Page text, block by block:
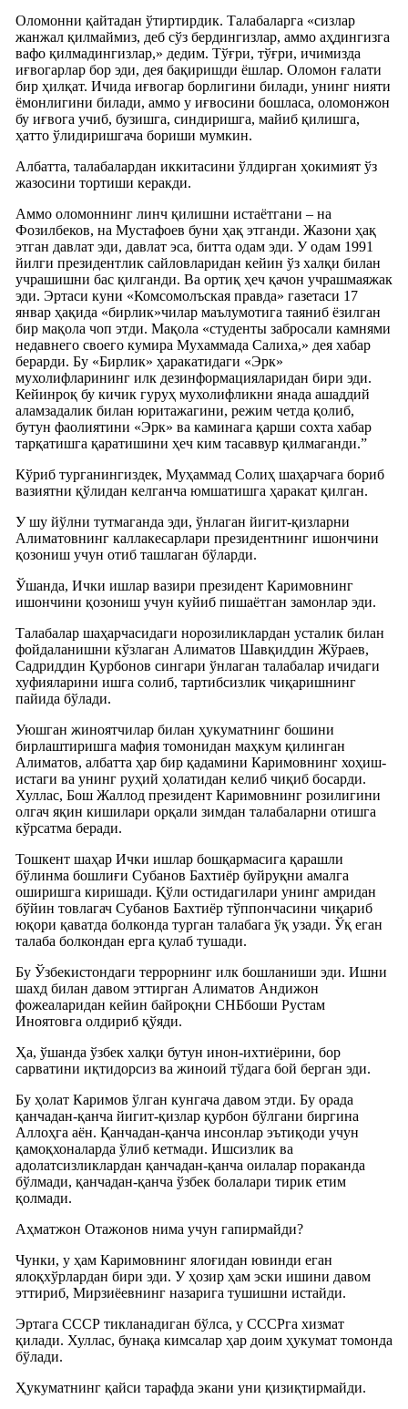
Оломонни қайтадан ўтиртирдик. Талабаларга «сизлар
жанжал қилмаймиз, деб сўз бердингизлар, аммо аҳдингизга
вафо қилмадингизлар,» дедим. Тўғри, тўғри, ичимизда
иғвогарлар бор эди, дея бақиришди ёшлар. Оломон ғалати
бир ҳилқат. Ичида иғвогар борлигини билади, унинг нияти
ёмонлигини билади, аммо у иғвосини бошласа, оломонжон
бу иғвога учиб, бузишга, синдиришга, майиб қилишга,
ҳатто ўлидиришгача бориши мумкин.
Албатта, талабалардан иккитасини ўлдирган ҳокимият ўз
жазосини тортиши керакди.
Аммо оломоннинг линч қилишни истаётгани – на
Фозилбеков, на Мустафоев буни ҳақ этганди. Жазони ҳақ
этган давлат эди, давлат эса, битта одам эди. У одам 1991
йилги президентлик сайловларидан кейин ўз халқи билан
учрашишни бас қилганди. Ва ортиқ ҳеч қачон учрашмаяжак
эди. Эртаси куни «Комсомолъская правда» газетаси 17
январ ҳақида «бирлик»чилар маълумотига таяниб ёзилган
бир мақола чоп этди. Мақола «студенты забросали камнями
недавнего своего кумира Мухаммада Салиха,» дея хабар
берарди. Бу «Бирлик» ҳаракатидаги «Эрк»
мухолифларининг илк дезинформацияларидан бири эди.
Кейинроқ бу кичик гуруҳ мухолифликни янада ашаддий
аламзадалик билан юритажагини, режим четда қолиб,
бутун фаолиятини «Эрк» ва каминага қарши сохта хабар
тарқатишга қаратишини ҳеч ким тасаввур қилмаганди.”
Кўриб турганингиздек, Муҳаммад Солиҳ шаҳарчага бориб
вазиятни қўлидан келганча юмшатишга ҳаракат қилган.
У шу йўлни тутмаганда эди, ўнлаган йигит-қизларни
Алиматовнинг каллакесарлари президентнинг ишончини
қозониш учун отиб ташлаган бўларди.
Ўшанда, Ички ишлар вазири президент Каримовнинг
ишончини қозониш учун куйиб пишаётган замонлар эди.
Талабалар шаҳарчасидаги норозиликлардан усталик билан
фойдаланишни кўзлаган Алиматов Шавқиддин Жўраев,
Садриддин Қурбонов сингари ўнлаган талабалар ичидаги
хуфияларини ишга солиб, тартибсизлик чиқаришнинг
пайида бўлади.
Уюшган жиноятчилар билан ҳукуматнинг бошини
бирлаштиришга мафия томонидан маҳкум қилинган
Алиматов, албатта ҳар бир қадамини Каримовнинг хоҳиш-
истаги ва унинг руҳий ҳолатидан келиб чиқиб босарди.
Хуллас, Бош Жаллод президент Каримовнинг розилигини
олгач яқин кишилари орқали зимдан талабаларни отишга
кўрсатма беради.
Тошкент шаҳар Ички ишлар бошқармасига қарашли
бўлинма бошлиғи Субанов Бахтиёр буйруқни амалга
оширишга киришади. Қўли остидагилари унинг амридан
бўйин товлагач Субанов Бахтиёр тўппончасини чиқариб
юқори қаватда болконда турган талабага ўқ узади. Ўқ еган
талаба болкондан ерга қулаб тушади.
Бу Ўзбекистондаги террорнинг илк бошланиши эди. Ишни
шахд билан давом эттирган Алиматов Андижон
фожеаларидан кейин байроқни СНБбоши Рустам
Иноятовга олдириб қўяди.
Ҳа, ўшанда ўзбек халқи бутун инон-ихтиёрини, бор
сарватини иқтидорсиз ва жиноий тўдага бой берган эди.
Бу ҳолат Каримов ўлган кунгача давом этди. Бу орада
қанчадан-қанча йигит-қизлар қурбон бўлгани биргина
Аллоҳга аён. Қанчадан-қанча инсонлар эътиқоди учун
қамоқхоналарда ўлиб кетмади. Ишсизлик ва
адолатсизликлардан қанчадан-қанча оилалар пораканда
бўлмади, қанчадан-қанча ўзбек болалари тирик етим
қолмади.
Аҳматжон Отажонов нима учун гапирмайди?
Чунки, у ҳам Каримовнинг ялоғидан ювинди еган
ялоқхўрлардан бири эди. У ҳозир ҳам эски ишини давом
эттириб, Мирзиёевнинг назарига тушишни истайди.
Эртага СССР тикланадиган бўлса, у СССРга хизмат
қилади. Хуллас, бунақа кимсалар ҳар доим ҳукумат томонда
бўлади.
Ҳукуматнинг қайси тарафда экани уни қизиқтирмайди.